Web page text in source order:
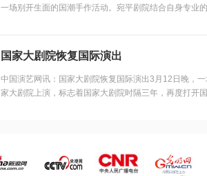
一场别开生面的国潮手作活动。宛平剧院结合自身专业
国家大剧院恢复国际演出
中国演艺网讯：国家大剧院恢复国际演出3月12日晚，
家大剧院上演，标志着国家大剧院时隔三年，再度打开